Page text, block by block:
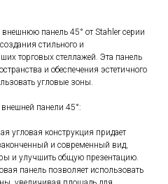
панель 45° от Stahler серии
стильного и
торговых стеллажей. Эта панель
и обеспечения эстетичного
угловые зоны.
панели 45°:
угловая конструкция придает
и современный вид,
и улучшить общую презентацию.
панель позволяет использовать